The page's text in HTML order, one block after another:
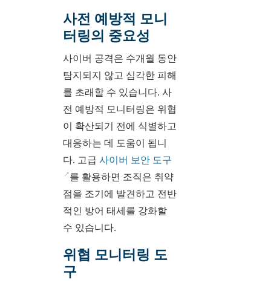
사전 예방적 모니
터링의 중요성
사이버 공격은 수개월 동안
탐지되지 않고 심각한 피해
를 초래할 수 있습니다. 사
전 예방적 모니터링은 위협
이 확산되기 전에 식별하고
대응하는 데 도움이 됩니
다. 고급 사이버 보안 도구
를 활용하면 조직은 취약
점을 조기에 발견하고 전반
적인 방어 태세를 강화할
수 있습니다.
위협 모니터링 도
구